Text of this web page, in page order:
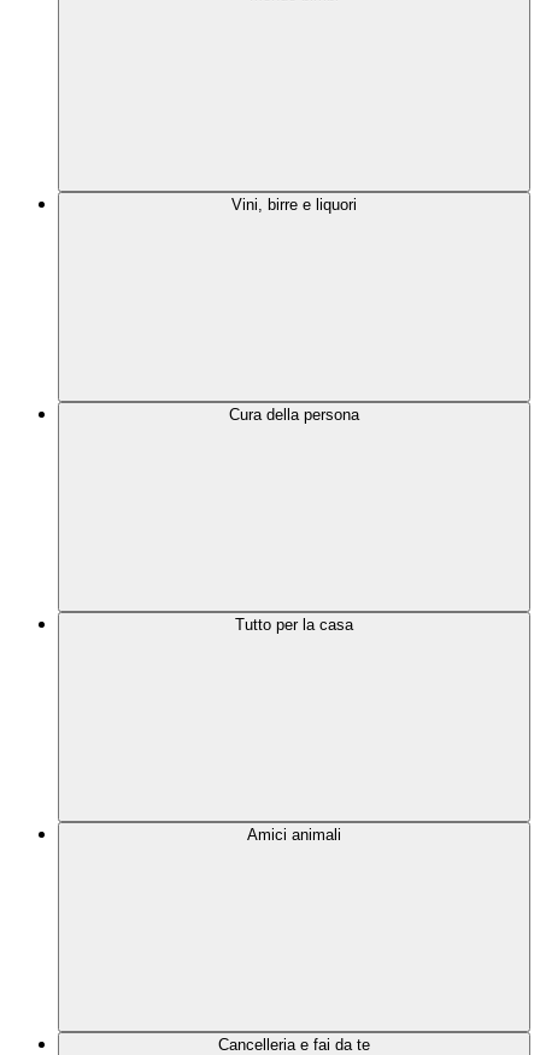
Vini, birre e liquori
Cura della persona
Tutto per la casa
Amici animali
Cancelleria e fai da te